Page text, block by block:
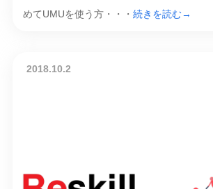
めてUMUを使う方・・・ 続きを読む→
2018.10.2